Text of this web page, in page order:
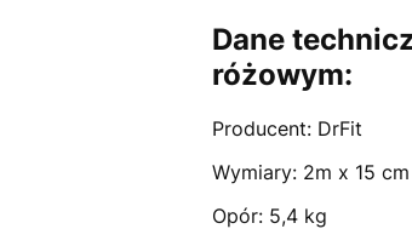
Dane
różowym:
Producent: DrFit
Wymiary: 2m x 15
Opór: 5,4 kg